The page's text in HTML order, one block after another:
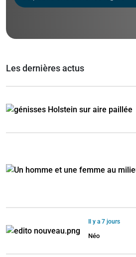
Les dernières actus
Il y a 7 jours
Néo